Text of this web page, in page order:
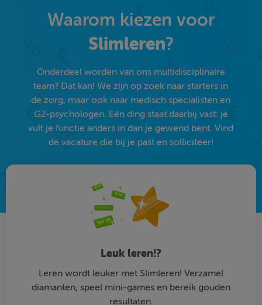
Waarom kiezen voor
Slimleren?
Onderdeel worden van ons multidisciplinaire
team? Dat kan! We zijn op zoek naar starters in
de zorg, maar ook naar medisch specialisten en
GZ-psychologen. Eén ding staat daarbij vast: je
vult je functie anders in dan je gewend bent. Vind
de vacature die bij je past en solliciteer!
Leuk leren!?
Leren wordt leuker met Slimleren! Verzamel
diamanten, speel mini-games en bereik gouden
resultaten.